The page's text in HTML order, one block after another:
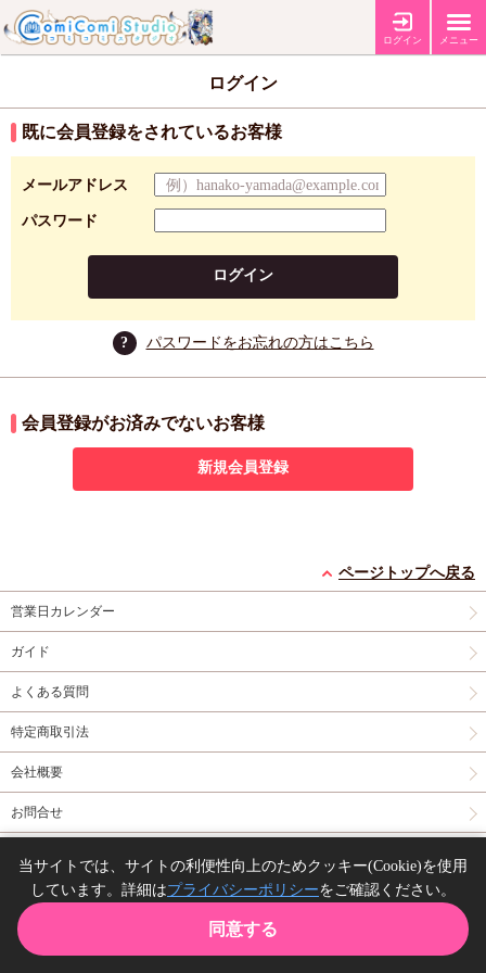
ログイン メニュー
ログイン
既に会員登録をされているお客様
メールアドレス
パスワード
ログイン
? パスワードをお忘れの方はこちら
会員登録がお済みでないお客様
新規会員登録
ページトップへ戻る
営業日カレンダー
ガイド
よくある質問
特定商取引法
会社概要
お問合せ
Copyright(C) comicomi studio. All right reserved.
当サイトでは、サイトの利便性向上のためクッキー(Cookie)を使用
しています。詳細はプライバシーポリシーをご確認ください。
同意する